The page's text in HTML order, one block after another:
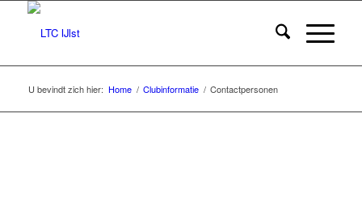
U bevindt zich hier: Home / Clubinformatie / Contactpersonen